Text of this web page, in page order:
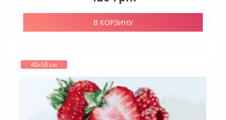
В КОРЗИНУ
40х50 см